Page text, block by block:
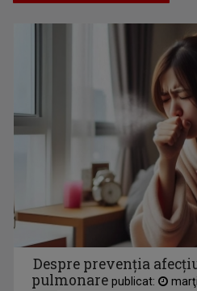
Jurnalist TV - Compartiment
Despre prevenția
pulmonarepublicat: